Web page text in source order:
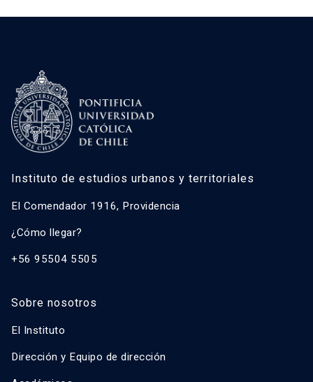
Instituto de estudios urbanos y territoriales
El Comendador 1916, Providencia
¿Cómo llegar?
+56 95504 5505
Sobre nosotros
El Instituto
Dirección y Equipo de dirección